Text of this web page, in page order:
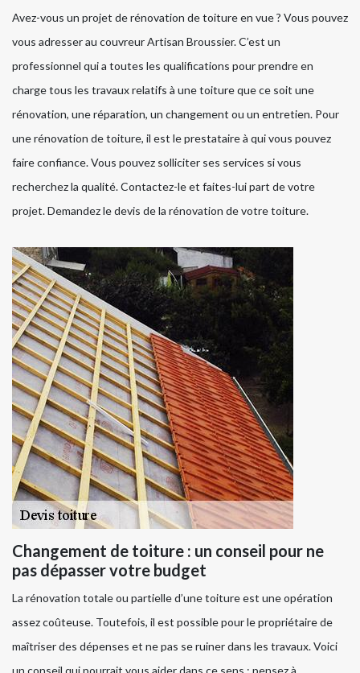
Avez-vous un projet de rénovation de toiture en vue ? Vous pouvez
vous adresser au couvreur Artisan Broussier. C’est un
professionnel qui a toutes les qualifications pour prendre en
charge tous les travaux relatifs à une toiture que ce soit une
rénovation, une réparation, un changement ou un entretien. Pour
une rénovation de toiture, il est le prestataire à qui vous pouvez
faire confiance. Vous pouvez solliciter ses services si vous
recherchez la qualité. Contactez-le et faites-lui part de votre
projet. Demandez le devis de la rénovation de votre toiture.
Changement de toiture : un conseil pour ne
pas dépasser votre budget
La rénovation totale ou partielle d’une toiture est une opération
assez coûteuse. Toutefois, il est possible pour le propriétaire de
maîtriser des dépenses et ne pas se ruiner dans les travaux. Voici
un conseil qui pourrait vous aider dans ce sens : pensez à